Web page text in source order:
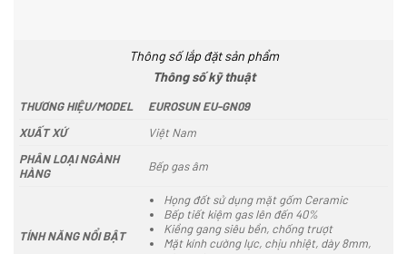
Thông số lắp đặt sản phẩm
Thông số kỹ thuật
THƯƠNG HIỆU/MODEL
EUROSUN EU-GN09
XUẤT XỨ
Việt Nam
PHÂN LOẠI NGÀNH
HÀNG
Bếp gas âm
TÍNH NĂNG NỔI BẬT
Họng đốt sử dụng mặt gốm Ceramic
Bếp tiết kiệm gas lên đến 40%
Kiềng gang siêu bền, chống trượt
Mặt kính cường lực, chịu nhiệt, dày 8mm,